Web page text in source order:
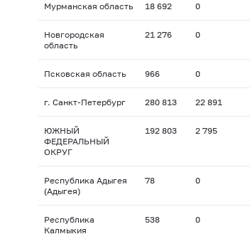
Мурманская область 18 692 0
Новгородская
область
21 276 0
Псковская область 966 0
г. Санкт-Петербург 280 813 22 891
ЮЖНЫЙ
ФЕДЕРАЛЬНЫЙ
ОКРУГ
192 803 2 795
Республика Адыгея
(Адыгея)
78 0
Республика
Калмыкия
538 0